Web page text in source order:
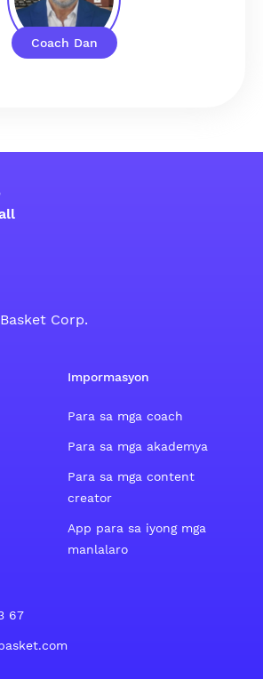
Coach Dan
group ng Facebook account
social group ng tweeter account
sa social group ng Instagram
Corp.
Impormasyon
Para sa mga coach
Para sa mga akademya
Para sa mga content
creator
App para sa iyong mga
manlalaro
67